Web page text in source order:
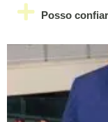
Posso